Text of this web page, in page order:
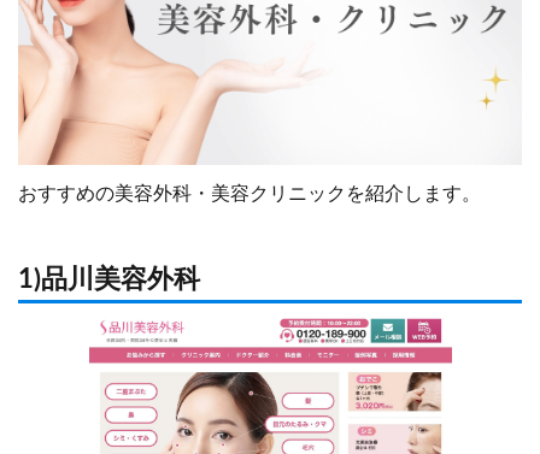
おすすめの美容外科・美容クリニックを紹介します。
1)品川美容外科